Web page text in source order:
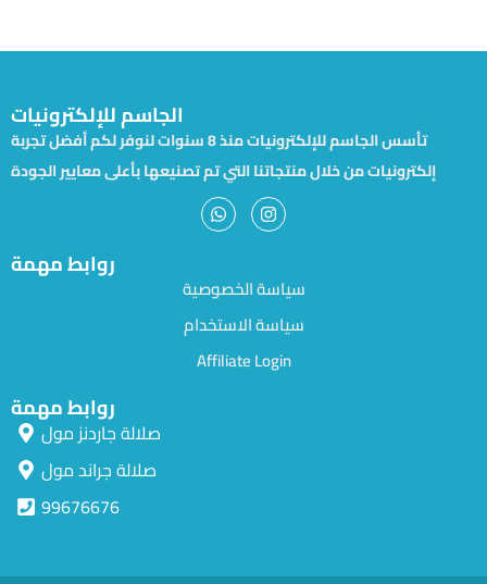
الجاسم للإلكترونيات
تأسس الجاسم للإلكترونيات منذ 8 سنوات لنوفر لكم أفضل تجربة
إلكترونيات من خلال منتجاتنا التي تم تصنيعها بأعلى معايير الجودة
روابط مهمة
سياسة الخصوصية
سياسة الاستخدام
Affiliate Login
روابط مهمة
صلالة جاردنز مول
صلالة جراند مول
99676676